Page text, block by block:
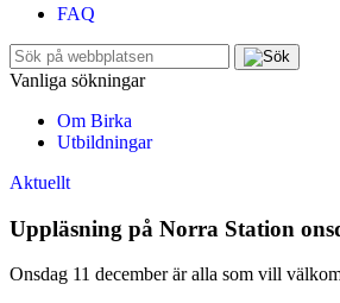
FAQ
Sök
efter:
Vanliga sökningar
Om Birka
Utbildningar
Aktuellt
Uppläsning på Norra Station
Onsdag 11 december är alla som vill